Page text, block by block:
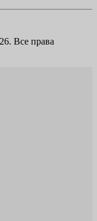
Все права